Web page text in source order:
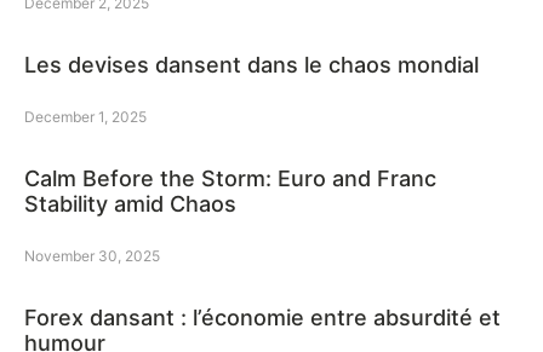
Les devises dansent dans le chaos mondial
December 1, 2025
Calm Before the Storm: Euro and Franc
Stability amid Chaos
November 30, 2025
Forex dansant : l’économie entre absurdité et
humour